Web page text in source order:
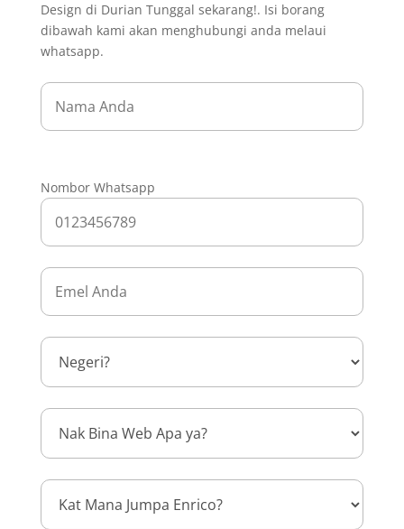
Design di Durian Tunggal sekarang!. Isi borang
dibawah kami akan menghubungi anda melaui
whatsapp.
Nombor Whatsapp